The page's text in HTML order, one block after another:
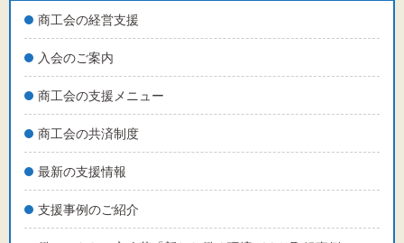
商工会の経営支援
入会のご案内
商工会の支援メニュー
商工会の共済制度
最新の支援情報
支援事例のご紹介